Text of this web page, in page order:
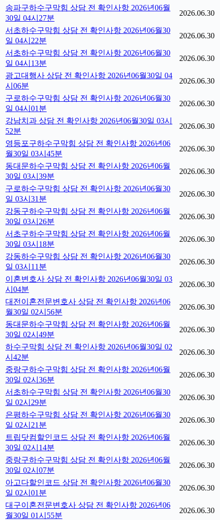
송파구하수구막힘 상담 전 확인사항 2026년06월
30일 04시27분
2026.06.30
서초하수구막힘 상담 전 확인사항 2026년06월30
일 04시22분
2026.06.30
서초하수구막힘 상담 전 확인사항 2026년06월30
일 04시13분
2026.06.30
광고대행사 상담 전 확인사항 2026년06월30일 04
시06분
2026.06.30
구로하수구막힘 상담 전 확인사항 2026년06월30
일 04시01분
2026.06.30
강남치과 상담 전 확인사항 2026년06월30일 03시
52분
2026.06.30
영등포구하수구막힘 상담 전 확인사항 2026년06
월30일 03시45분
2026.06.30
동대문하수구막힘 상담 전 확인사항 2026년06월
30일 03시39분
2026.06.30
구로하수구막힘 상담 전 확인사항 2026년06월30
일 03시31분
2026.06.30
강동구하수구막힘 상담 전 확인사항 2026년06월
30일 03시26분
2026.06.30
서초구하수구막힘 상담 전 확인사항 2026년06월
30일 03시18분
2026.06.30
강동하수구막힘 상담 전 확인사항 2026년06월30
일 03시11분
2026.06.30
이혼변호사 상담 전 확인사항 2026년06월30일 03
시04분
2026.06.30
대전이혼전문변호사 상담 전 확인사항 2026년06
월30일 02시56분
2026.06.30
동대문하수구막힘 상담 전 확인사항 2026년06월
30일 02시49분
2026.06.30
하수구막힘 상담 전 확인사항 2026년06월30일 02
시42분
2026.06.30
중랑구하수구막힘 상담 전 확인사항 2026년06월
30일 02시36분
2026.06.30
서초하수구막힘 상담 전 확인사항 2026년06월30
일 02시29분
2026.06.30
은평하수구막힘 상담 전 확인사항 2026년06월30
일 02시21분
2026.06.30
트립닷컴할인코드 상담 전 확인사항 2026년06월
30일 02시14분
2026.06.30
중랑구하수구막힘 상담 전 확인사항 2026년06월
30일 02시07분
2026.06.30
아고다할인코드 상담 전 확인사항 2026년06월30
일 02시01분
2026.06.30
대구이혼전문변호사 상담 전 확인사항 2026년06
월30일 01시55분
2026.06.30